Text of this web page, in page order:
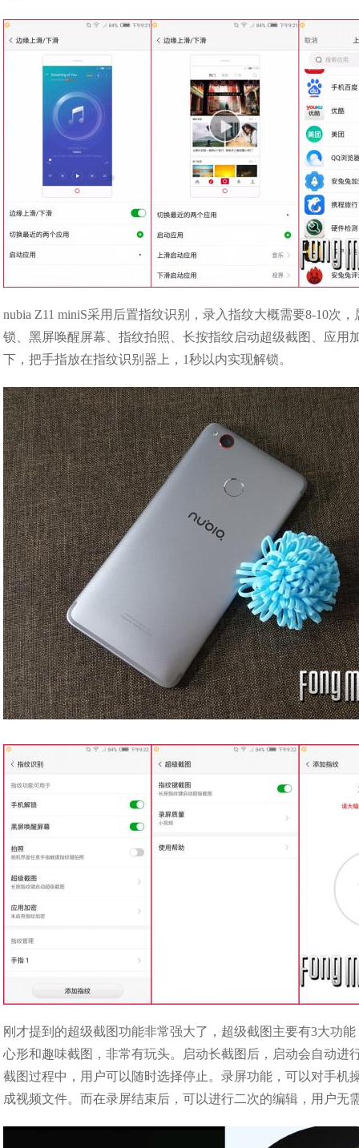
nubia Z11 miniS采用后置指纹识别，录入指纹大概需要8-10次
锁、黑屏唤醒屏幕、指纹拍照、长按指纹启动超级截图、应
下，把手指放在指纹识别器上，1秒以内实现解锁。
刚才提到的超级截图功能非常强大了，超级截图主要有3大功
心形和趣味截图，非常有玩头。启动长截图后，启动会自动
截图过程中，用户可以随时选择停止。录屏功能，可以对手
成视频文件。而在录屏结束后，可以进行二次的编辑，用户无